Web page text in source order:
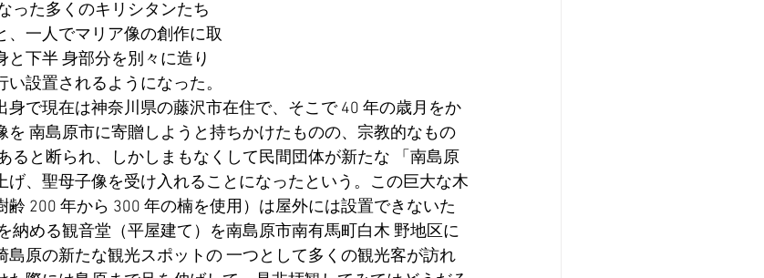
った多くのキリシタンたち
、一人でマリア像の創作に取
と下半 身部分を別々に造り
設置されるようになった。
身で現在は神奈川県の藤沢市在住で、そこで 40 年の歳月をか
を 南島原市に寄贈しようと持ちかけたものの、宗教的なもの
ると断られ、しかしまもなくして民間団体が新たな 「南島原
げ、聖母子像を受け入れることになったという。この巨大な木
200 年から 300 年の楠を使用）は屋外には設置できないた
納める観音堂（平屋建て）を南島原市南有馬町白木 野地区に
島原の新たな観光スポットの 一つとして多くの観光客が訪れ